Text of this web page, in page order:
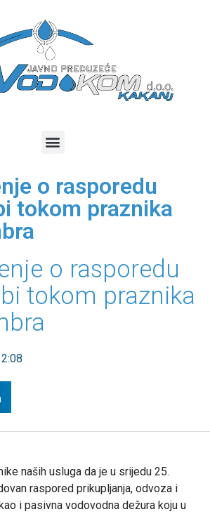
o rasporedu
tokom praznika
o rasporedu
tokom praznika
naših usluga da je u srijedu 25.
raspored prikupljanja, odvoza i
i pasivna vodovodna dežura koju u